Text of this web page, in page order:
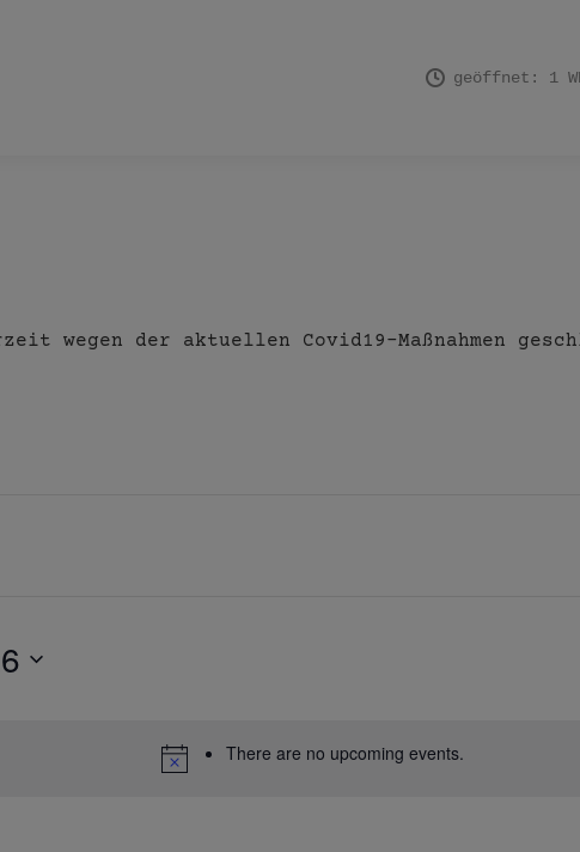
geöffnet: 1
wegen der aktuellen Covid19-Maßnahmen
There are no upcoming events.